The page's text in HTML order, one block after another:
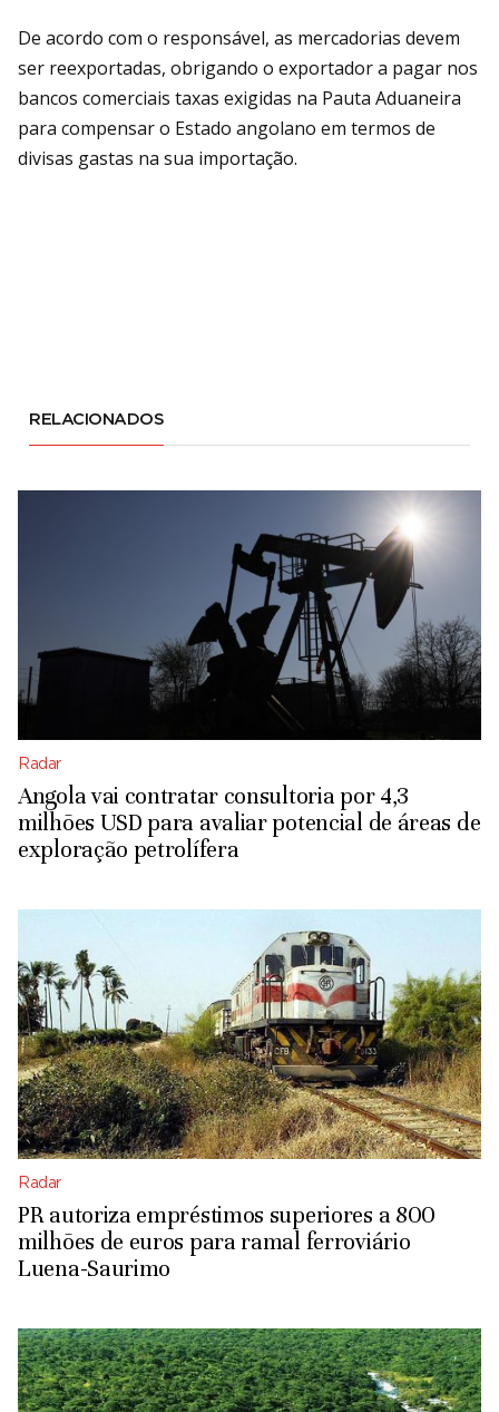
De acordo com o responsável, as mercadorias devem
ser reexportadas, obrigando o exportador a pagar nos
bancos comerciais taxas exigidas na Pauta Aduaneira
para compensar o Estado angolano em termos de
divisas gastas na sua importação.
RELACIONADOS
Radar
Angola vai contratar consultoria por 4,3
milhões USD para avaliar potencial de áreas de
exploração petrolífera
Radar
PR autoriza empréstimos superiores a 800
milhões de euros para ramal ferroviário
Luena-Saurimo